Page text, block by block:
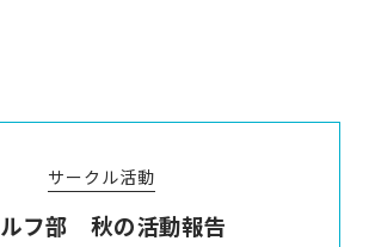
サークル活動
フ部 秋の活動報告